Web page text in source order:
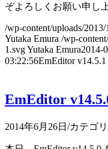
ぞよろしくお願い申し
/wp-content/uploads/
Yutaka Emura /wp-
1.svgYutaka Emura2014-
03:22:56EmEditor
EmEditor
2014年6月26日 /カテゴ